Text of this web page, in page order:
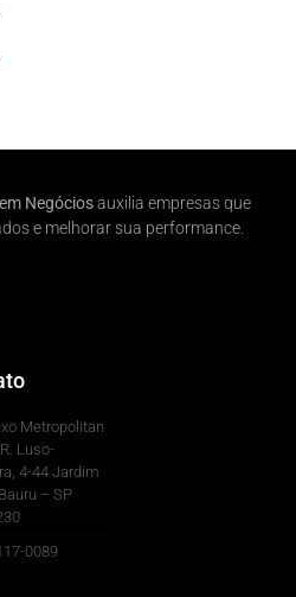
Negóciosauxilia empresas que
e melhorar sua performance.
Metropolitan
Luso-
4-44 Jardim
– SP
0089